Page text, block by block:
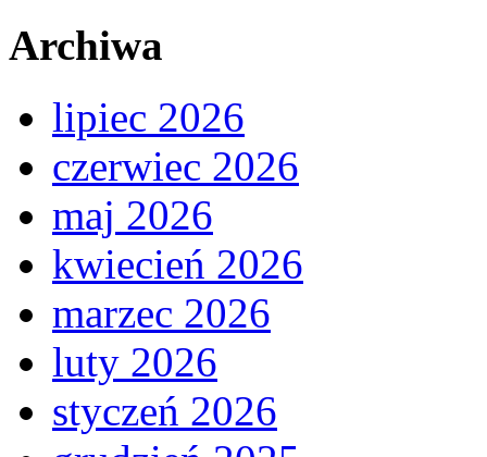
Archiwa
lipiec 2026
czerwiec 2026
maj 2026
kwiecień 2026
marzec 2026
luty 2026
styczeń 2026